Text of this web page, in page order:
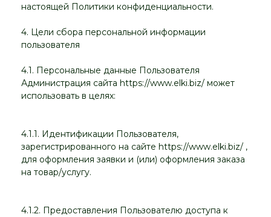
настоящей Политики конфиденциальности.
4. Цели сбора персональной информации
пользователя
4.1. Персональные данные Пользователя
Администрация сайта https://www.elki.biz/ может
использовать в целях:
4.1.1. Идентификации Пользователя,
зарегистрированного на сайте https://www.elki.biz/ ,
для оформления заявки и (или) оформления заказа
на товар/услугу.
4.1.2. Предоставления Пользователю доступа к